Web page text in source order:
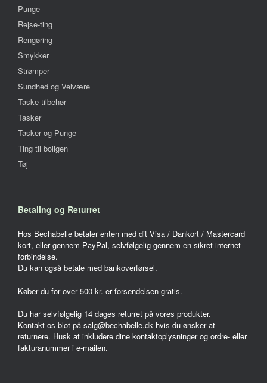
Punge
Rejse-ting
Rengøring
Smykker
Strømper
Sundhed og Velvære
Taske tilbehør
Tasker
Tasker og Punge
Ting til boligen
Tøj
Betaling og Returret
Hos Bechabelle betaler enten med dit Visa / Dankort / Mastercard
kort, eller gennem PayPal, selvfølgelig gennem en sikret internet
forbindelse.
Du kan også betale med bankoverførsel.
Køber du for over 500 kr. er forsendelsen gratis.
Du har selvfølgelig 14 dages returret på vores produkter.
Kontakt os blot på salg@bechabelle.dk hvis du ønsker at
returnere. Husk at inkludere dine kontaktoplysninger og ordre- eller
fakturanummer i e-mailen.